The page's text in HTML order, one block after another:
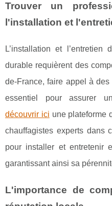
Trouver un
l'installation et
L’installation et l’entretien
durable requièrent des
de-France, faire appel à
essentiel pour assurer
découvrir ici une plateforme
chauffagistes experts dans
pour installer et entretenir
garantissant ainsi sa
L'importance de